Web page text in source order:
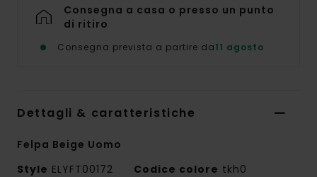
Consegna a casa o presso un punto
di ritiro
Consegna prevista a partire da11 agosto
Dettagli & caratteristiche
Felpa Beige Uomo
Style ELYFT00172 Codice colore tkh0